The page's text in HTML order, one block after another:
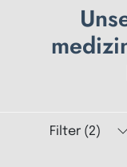
Filter (2)